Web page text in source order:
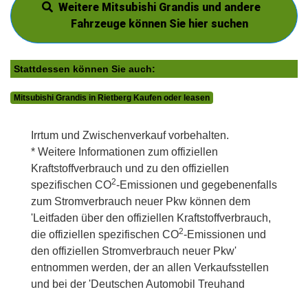
Weitere Mitsubishi Grandis und andere
Fahrzeuge können Sie hier suchen
Stattdessen können Sie auch:
Mitsubishi Grandis in Rietberg Kaufen oder leasen
Irrtum und Zwischenverkauf vorbehalten.
* Weitere Informationen zum offiziellen
Kraftstoffverbrauch und zu den offiziellen
spezifischen CO2-Emissionen und gegebenenfalls
zum Stromverbrauch neuer Pkw können dem
'Leitfaden über den offiziellen Kraftstoffverbrauch,
die offiziellen spezifischen CO2-Emissionen und
den offiziellen Stromverbrauch neuer Pkw'
entnommen werden, der an allen Verkaufsstellen
und bei der 'Deutschen Automobil Treuhand